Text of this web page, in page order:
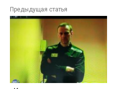
Предыдущая статья